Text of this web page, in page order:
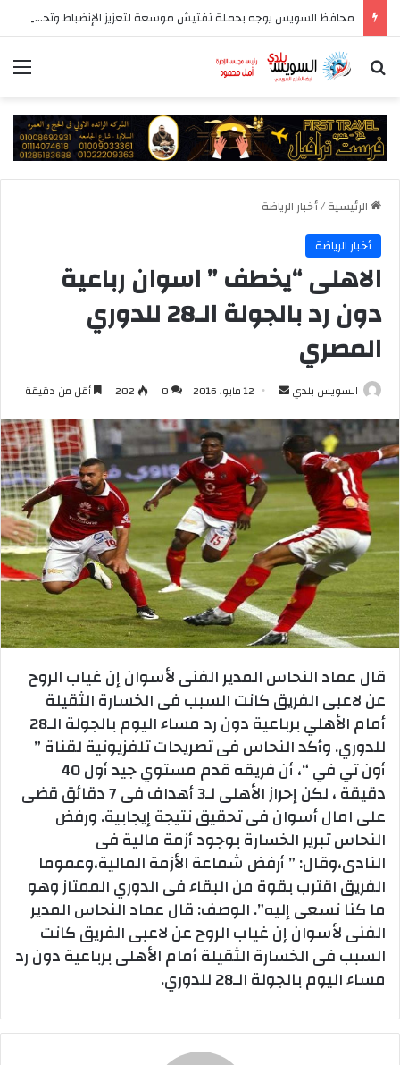
محافظ السويس يوجه بحملة تفتيش موسعة لتعزيز الإنضباط وتحسين مستوى الخدمات بأحياء المحافظة
بحث عن
الرئيسية/أخبار الرياضة
أخبار الرياضة
الاهلى “يخطف ” اسوان رباعية
دون رد بالجولة الـ28 للدوري
المصري
السويس بلدي
أرسل
إلكترونيا
12 مايو، 2016 0
202 أقل من دقيقة
قال عماد النحاس المدير الفنى لأسوان إن غياب الروح
عن لاعبى الفريق كانت السبب فى الخسارة الثقيلة
أمام الأهلي برباعية دون رد مساء اليوم بالجولة الـ28
للدوري. وأكد النحاس فى تصريحات تلفزيونية لقناة ”
أون تي في “، أن فريقه قدم مستوي جيد أول 40
دقيقة ، لكن إحراز الأهلى لـ3 أهداف فى 7 دقائق قضى
على امال أسوان فى تحقيق نتيجة إيجابية. ورفض
النحاس تبرير الخسارة بوجود أزمة مالية فى
النادى،وقال: ” أرفض شماعة الأزمة المالية،وعموما
الفريق اقترب بقوة من البقاء فى الدوري الممتاز وهو
ما كنا نسعى إليه”. الوصف: قال عماد النحاس المدير
الفنى لأسوان إن غياب الروح عن لاعبى الفريق كانت
السبب فى الخسارة الثقيلة أمام الأهلى برباعية دون رد
مساء اليوم بالجولة الـ28 للدوري.